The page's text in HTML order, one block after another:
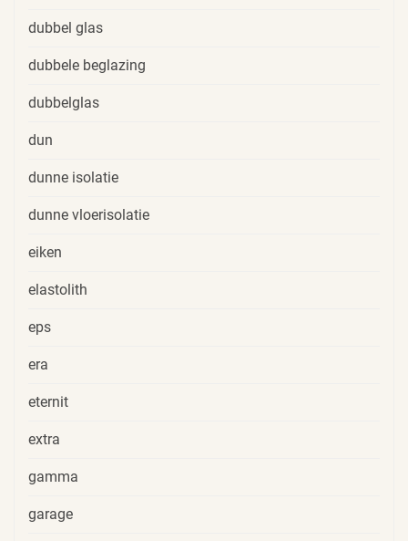
dubbel glas
dubbele beglazing
dubbelglas
dun
dunne isolatie
dunne vloerisolatie
eiken
elastolith
eps
era
eternit
extra
gamma
garage